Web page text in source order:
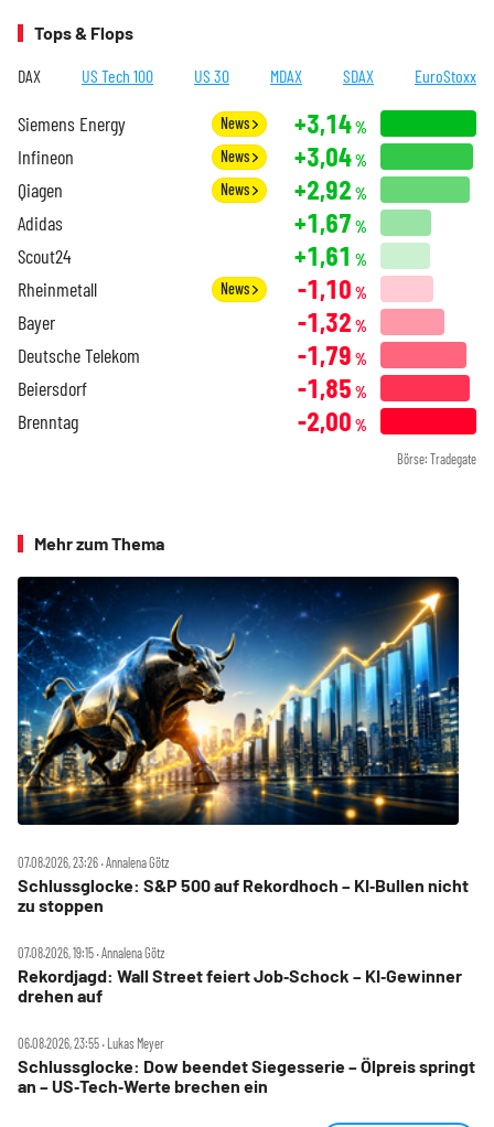
Tops & Flops
DAX US Tech 100 US 30 MDAX SDAX EuroStoxx
Siemens Energy News +3,14%
Infineon News +3,04%
Qiagen News +2,92 %
Adidas +1,67 %
Scout24 +1,61 %
Rheinmetall News -1,10 %
Bayer -1,32 %
Deutsche Telekom -1,79 %
Beiersdorf -1,85 %
Brenntag -2,00 %
Börse: Tradegate
Mehr zum Thema
07.08.2026, 23:26 ‧ Annalena Götz
Schlussglocke: S&P 500 auf Rekordhoch – KI‑Bullen nicht
zu stoppen
07.08.2026, 19:15 ‧ Annalena Götz
Rekordjagd: Wall Street feiert Job‑Schock – KI‑Gewinner
drehen auf
06.08.2026, 23:55 ‧ Lukas Meyer
Schlussglocke: Dow beendet Siegesserie – Ölpreis springt
an – US‑Tech‑Werte brechen ein